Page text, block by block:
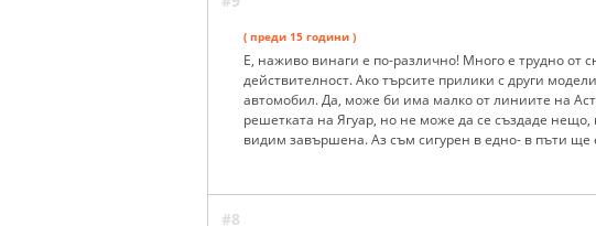
( преди 15 години )
Е, наживо винаги е по-различно! Много е трудно
действителност. Ако търсите прилики с други
автомобил. Да, може би има малко от линиите на
решетката на Ягуар, но не може да се създаде
видим завършена. Аз съм сигурен в едно- в пъти ще
#8